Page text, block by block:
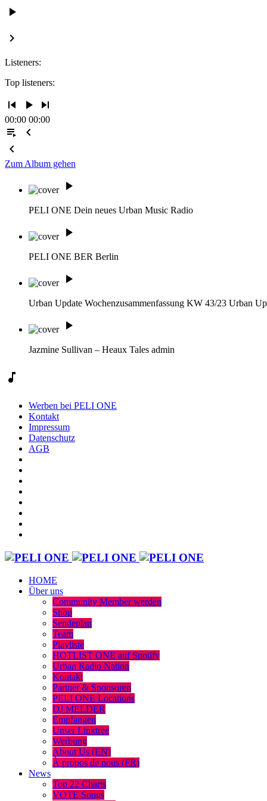
play_arrow
keyboard_arrow_right
Listeners:
Top listeners:
skip_previous play_arrow skip_next
00:00 00:00
playlist_play
chevron_left
chevron_left
Zum Album gehen
play_arrow
PELI ONE Dein neues Urban Music Radio
play_arrow
PELI ONE BER Berlin
play_arrow
Urban Update Wochenzusammenfassung KW 43/23 Urban
play_arrow
Jazmine Sullivan – Heaux Tales admin
music_note
Werben bei PELI ONE
Kontakt
Impressum
Datenschutz
AGB
HOME
Über uns
Community Member werden
Shop
Sendeplan
Team
Playliste
HOTLIST ONE auf Spotify
Urban Radio Nation
Kontakt
Partner & Sponsoren
PELI ONE Locations
DJ MELDER
Empfangen
Unser Linktree
Werbung
About Us (EN)
À propos de nous (FR)
News
Top 22 Charts
VOTE Songs